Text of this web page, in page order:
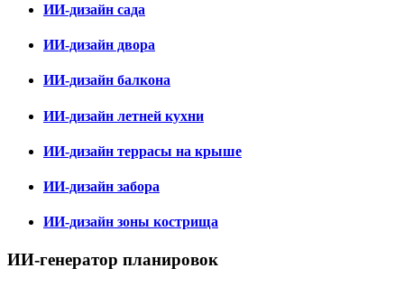
ИИ-дизайн сада
ИИ-дизайн двора
ИИ-дизайн балкона
ИИ-дизайн летней кухни
ИИ-дизайн террасы на крыше
ИИ-дизайн забора
ИИ-дизайн зоны кострища
ИИ-генератор планировок